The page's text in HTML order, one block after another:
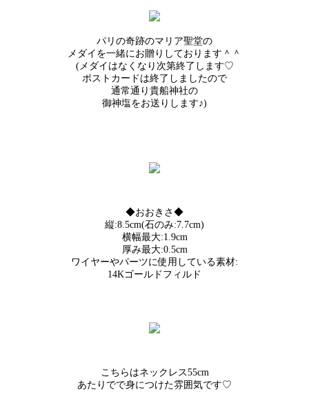
パリの奇跡のマリア聖堂の
メダイを一緒にお贈りしております＾＾
(メダイはなくなり次第終了します♡
ポストカードは終了しましたので
通常通り貴船神社の
御神塩をお送りします♪)
◆おおきさ◆
縦:8.5cm(石のみ:7.7cm)
横幅最大:1.9cm
厚み最大:0.5cm
ワイヤーやパーツに使用している素材:
14Kゴールドフィルド
こちらはネックレス55cm
あたりでで身につけた雰囲気です♡